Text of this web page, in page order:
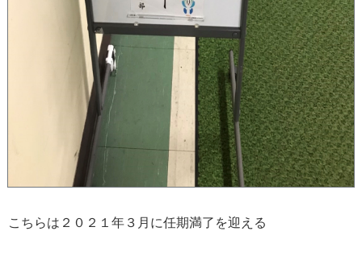
こちらは ２０２１年 ３月に任期満了を迎える